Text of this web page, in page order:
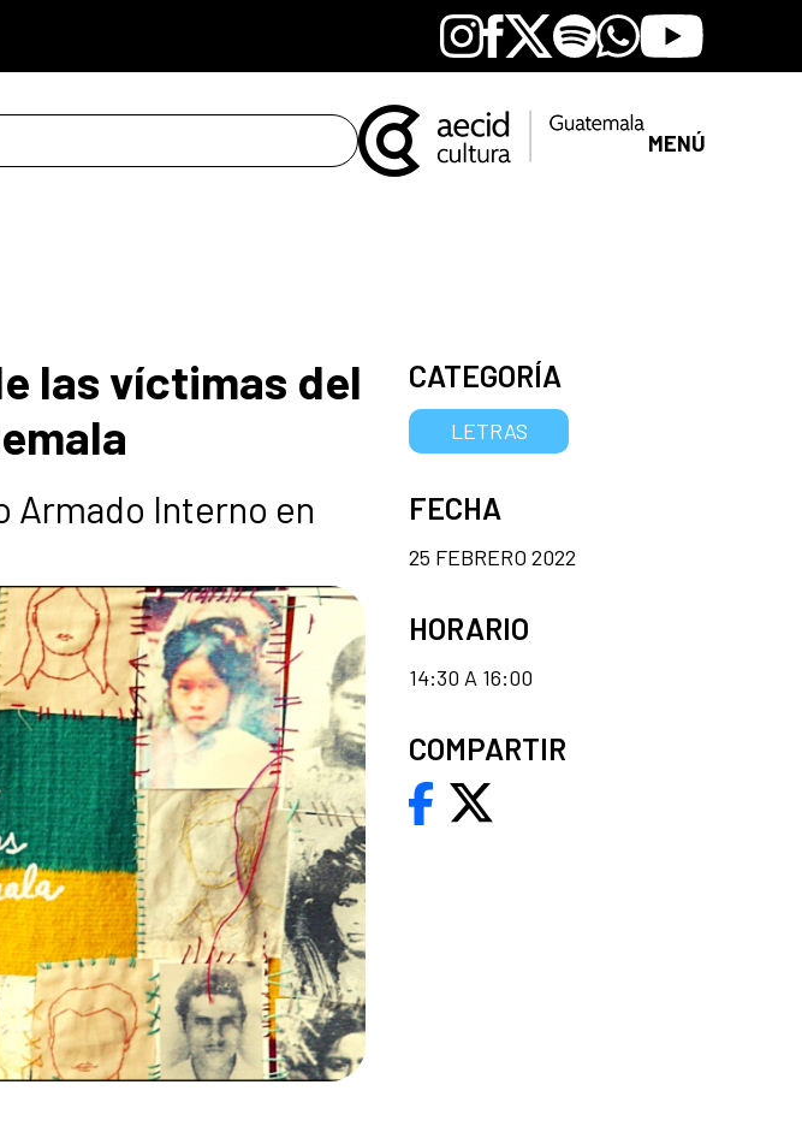
Instagram
Facebook
X SpotifyWhatsapp
Youtube
MENÚ
las víctimas del
Armado Interno en
CATEGORÍA
LETRAS
FECHA
25 FEBRERO 2022
HORARIO
14:30 A 16:00
COMPARTIR